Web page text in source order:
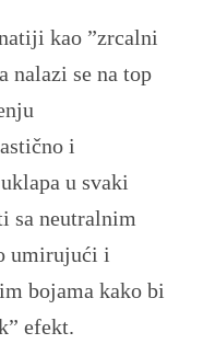
kao ”zrcalni
nalazi se na top
i
u svaki
sa neutralnim
umirujući i
bojama kako bi
efekt.